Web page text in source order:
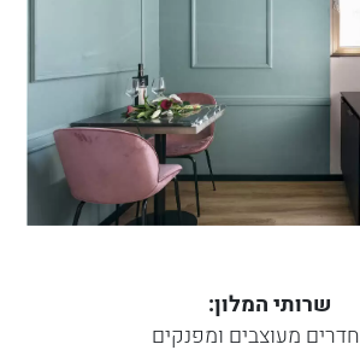
שרותי המלון:
18 חדרים מעוצבים ומפנקים